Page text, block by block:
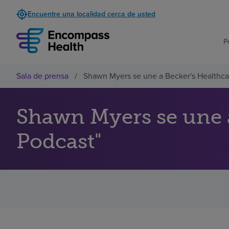
Encuentre una localidad cerca de usted
Sala de prensa / Shawn Myers se une a Becker's
Shawn Myers se
Podcast"